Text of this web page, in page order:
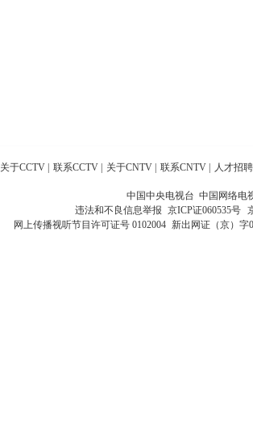
关于CCTV 联系CCTV 关于CNTV 联系CNTV 人才招聘
中国中央电视台 中国网络电
违法和不良信息举报 京ICP证060535号
网上传播视听节目许可证号 0102004 新出网证（京）